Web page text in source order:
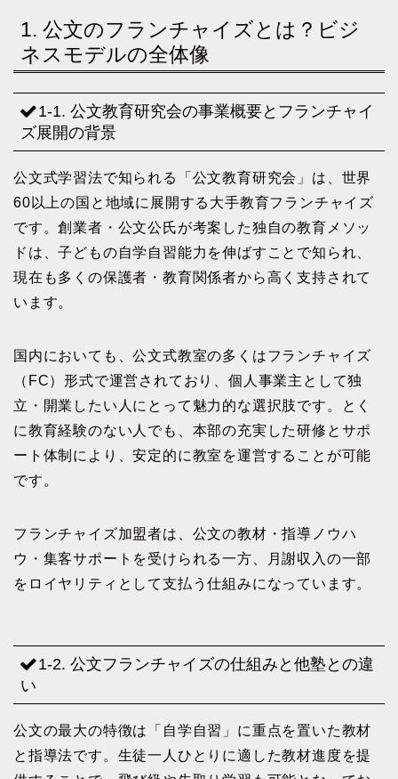
1. 公文のフランチャイズとは？ビジ
ネスモデルの全体像
1-1. 公文教育研究会の事業概要とフランチャイ
ズ展開の背景
公文式学習法で知られる「公文教育研究会」は、世界
60以上の国と地域に展開する大手教育フランチャイズ
です。創業者・公文公氏が考案した独自の教育メソッ
ドは、子どもの自学自習能力を伸ばすことで知られ、
現在も多くの保護者・教育関係者から高く支持されて
います。
国内においても、公文式教室の多くはフランチャイズ
（FC）形式で運営されており、個人事業主として独
立・開業したい人にとって魅力的な選択肢です。とく
に教育経験のない人でも、本部の充実した研修とサポ
ート体制により、安定的に教室を運営することが可能
です。
フランチャイズ加盟者は、公文の教材・指導ノウハ
ウ・集客サポートを受けられる一方、月謝収入の一部
をロイヤリティとして支払う仕組みになっています。
1-2. 公文フランチャイズの仕組みと他塾との違
い
公文の最大の特徴は「自学自習」に重点を置いた教材
と指導法です。生徒一人ひとりに適した教材進度を提